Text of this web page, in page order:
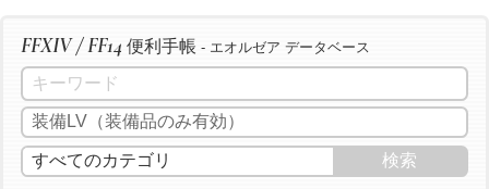
FFXIV / FF14 便利手帳 - エオルゼア データベース